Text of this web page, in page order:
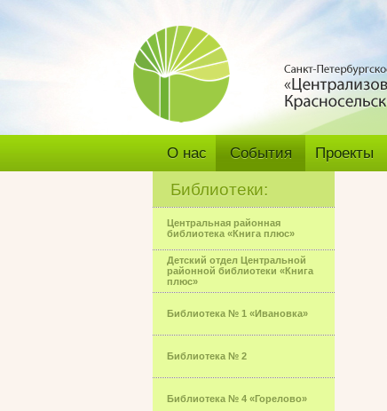
О нас События Проекты
Библиотеки:
Центральная районная
библиотека «Книга плюс»
Детский отдел Центральной
районной библиотеки «Книга
плюс»
Библиотека № 1 «Ивановка»
Библиотека № 2
Библиотека № 4 «Горелово»